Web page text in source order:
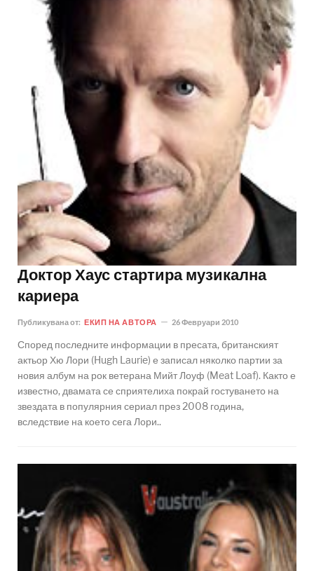
Доктор Хаус стартира музикална
кариера
Публикувана от: ЕКИП НА АВТОРА 26 Февруари 2010
Според последните информации в пресата, британският
актьор Хю Лори (Hugh Laurie) е записал няколко партии за
новия албум на рок ветерана Мийт Лоуф (Meat Loaf). Както е
известно, двамата се сприятелиха покрай гостуването на
звездата в популярния сериал през 2008 година,
вследствие на което сега Лори..